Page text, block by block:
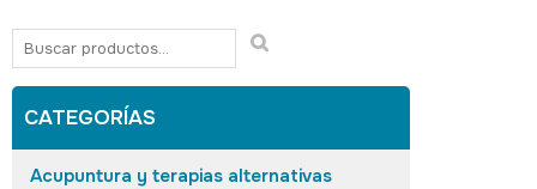
CATEGORÍAS
Acupuntura y terapias alternativas